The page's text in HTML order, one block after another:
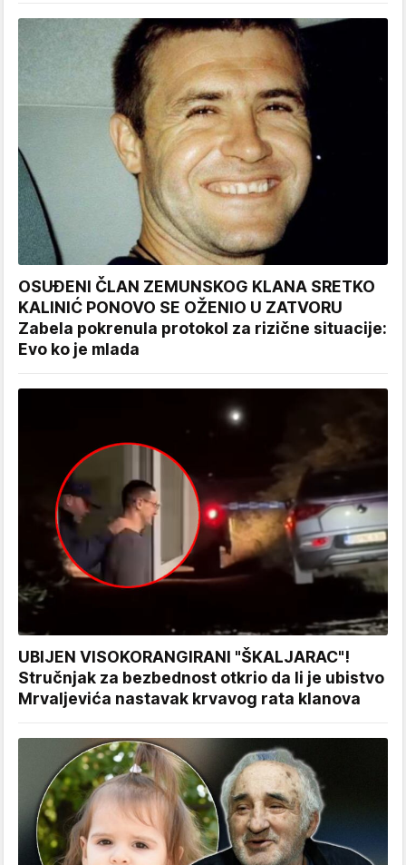
OSUĐENI ČLAN ZEMUNSKOG KLANA SRETKO
KALINIĆ PONOVO SE OŽENIO U ZATVORU
Zabela pokrenula protokol za rizične situacije:
Evo ko je mlada
UBIJEN VISOKORANGIRANI "ŠKALJARAC"!
Stručnjak za bezbednost otkrio da li je ubistvo
Mrvaljevića nastavak krvavog rata klanova